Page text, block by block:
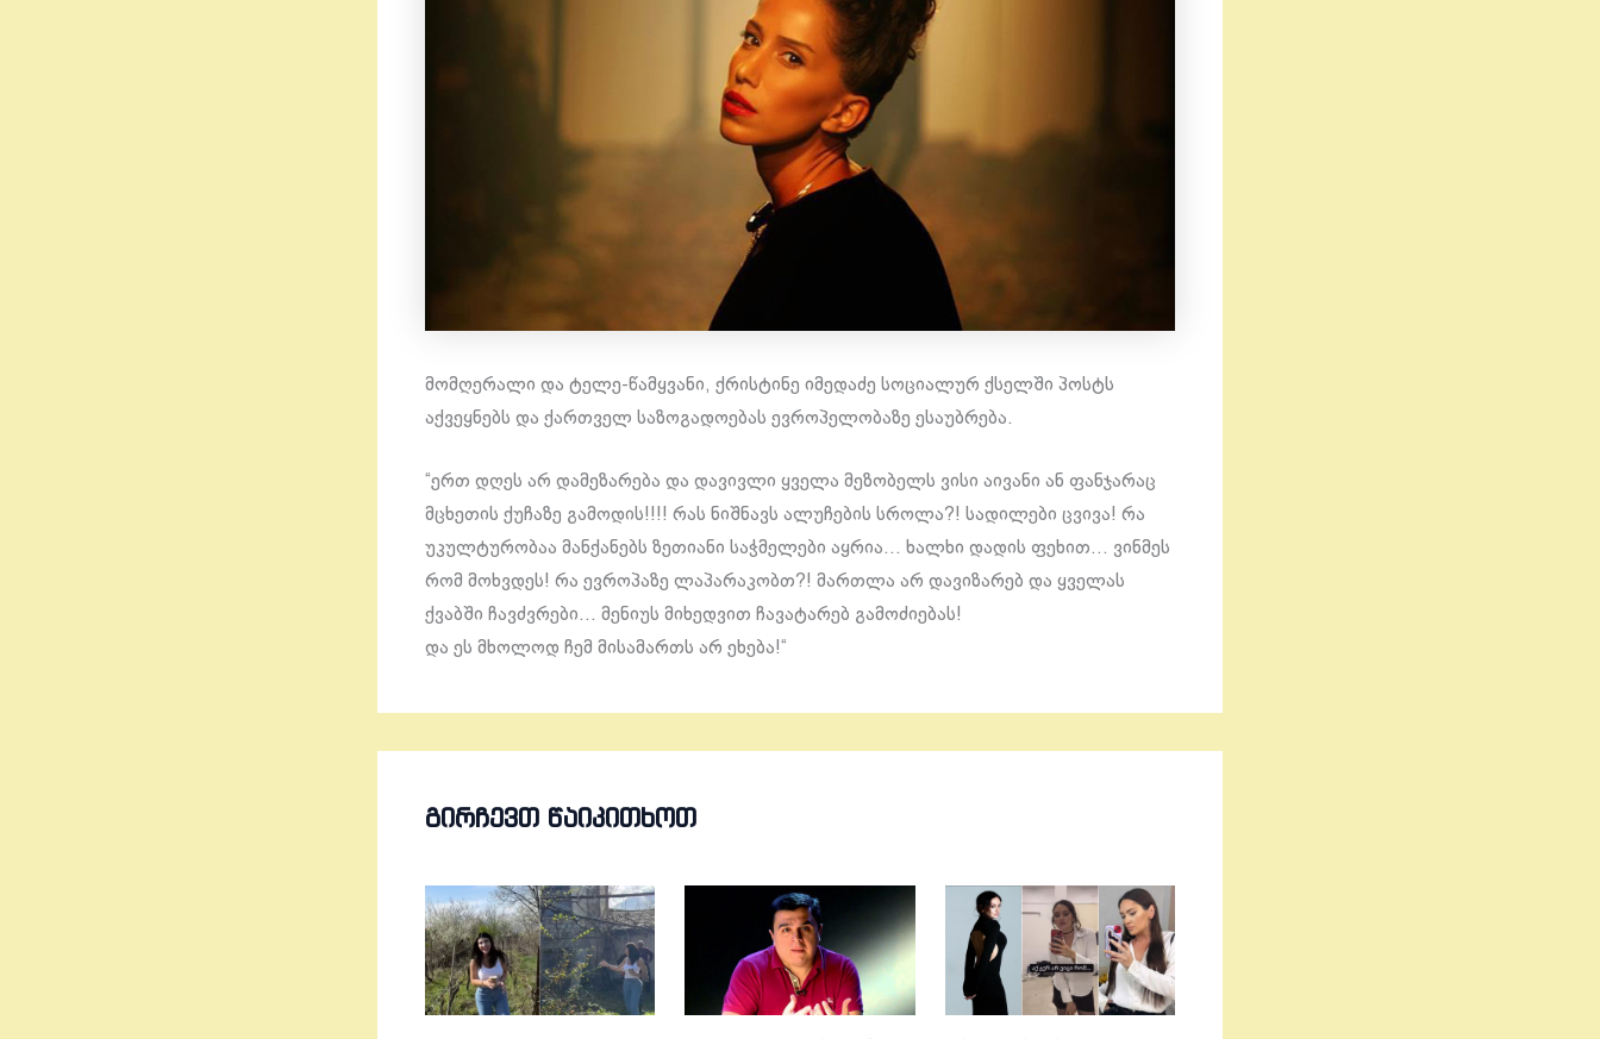
მომღერალი და ტელე-წამყვანი, ქრისტინე იმედაძე სოციალურ ქსელში პოსტს
აქვეყნებს და ქართველ საზოგადოებას ევროპელობაზე ესაუბრება.
“ერთ დღეს არ დამეზარება და დავივლი ყველა მეზობელს ვისი აივანი ან ფანჯარაც
მცხეთის ქუჩაზე გამოდის!!!! რას ნიშნავს ალუჩების სროლა?! სადილები ცვივა! რა
უკულტურობაა მანქანებს ზეთიანი საჭმელები აყრია… ხალხი დადის ფეხით… ვინმეს
რომ მოხვდეს! რა ევროპაზე ლაპარაკობთ?! მართლა არ დავიზარებ და ყველას
ქვაბში ჩავძვრები… მენიუს მიხედვით ჩავატარებ გამოძიებას!
და ეს მხოლოდ ჩემ მისამართს არ ეხება!“
ᲒᲘᲠᲩᲔᲕᲗ ᲬᲐᲘᲙᲘᲗᲮᲝᲗ